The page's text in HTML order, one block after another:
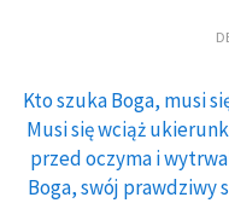
Kto szuka Boga, musi
Musi się wciąż
przed oczyma i
Boga, swój prawdziwy